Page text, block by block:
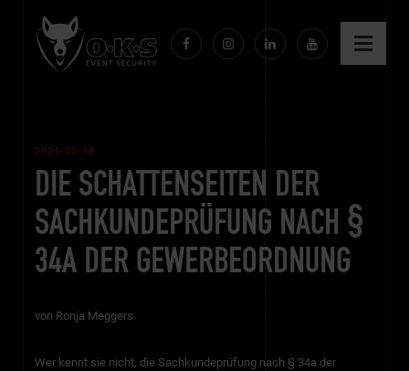
FacebookInstagramLinkedinYouTube
2021-03-18
DIE SCHATTENSEITEN DER
SACHKUNDEPRÜFUNG NACH §
34A DER GEWERBEORDNUNG
von Ronja Meggers
Wer kennt sie nicht, die Sachkundeprüfung nach § 34a der